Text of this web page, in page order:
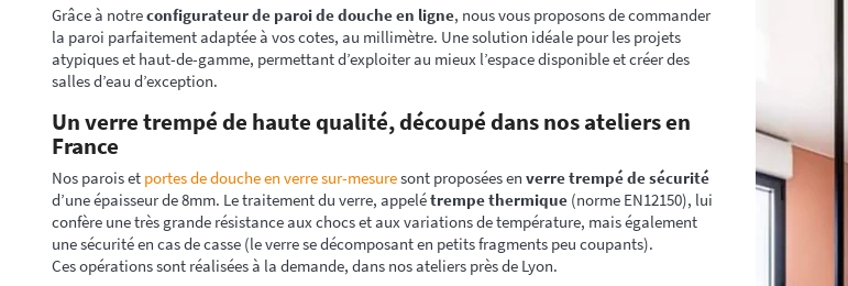
Grâce à notreconfigurateur de paroi de douche en ligne, nous vous proposons de commander
la paroi parfaitement adaptée à vos cotes, au millimètre. Une solution idéale pour les projets
atypiques et haut-de-gamme, permettant d’exploiter au mieux l’espace disponible et créer des
salles d’eau d’exception.
Un verre trempé de haute qualité, découpé dans nos ateliers en
France
Nos parois et portes de douche en verre sur-mesuresont proposées en verre trempé de sécurité
d’une épaisseur de 8mm. Le traitement du verre, appelétrempe thermique(norme EN12150), lui
confère une très grande résistance aux chocs et aux variations de température, mais également
une sécurité en cas de casse (le verre se décomposant en petits fragments peu coupants).
Ces opérations sont réalisées à la demande, dans nos ateliers près de Lyon.